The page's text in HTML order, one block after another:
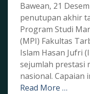
Bawean, 21
penutupan akhir
Program Studi
(MPI) Fakultas
Islam Hasan Jufri
sejumlah prestasi
nasional. Capaian
Read More …